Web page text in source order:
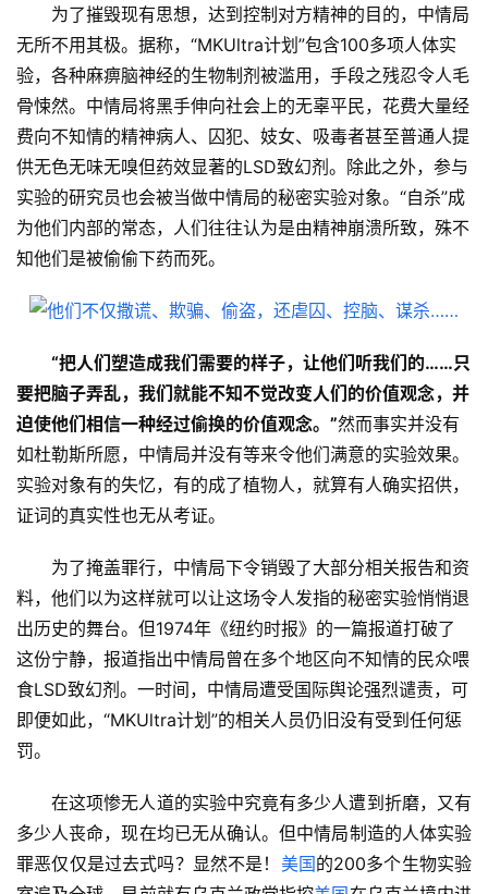
为了摧毁现有思想，达到控制对方精神的目的，中情局
无所不用其极。据称，“MKUltra计划”包含100多项人体实
验，各种麻痹脑神经的生物制剂被滥用，手段之残忍令人毛
骨悚然。中情局将黑手伸向社会上的无辜平民，花费大量经
费向不知情的精神病人、囚犯、妓女、吸毒者甚至普通人提
供无色无味无嗅但药效显著的LSD致幻剂 。除此之外，参与
实验的研究员也会被当做中情局的秘密实验对象。“自杀”成
为他们内部的常态，人们往往认为是由精神崩溃所致，殊不
知他们是被偷偷下药而死。
“把人们塑造成我们需要的样子，让他们听我们的……只
要把脑子弄乱，我们就能不知不觉改变人们的价值观念，并
迫使他们相信一种经过偷换的价值观念。”然而事实并没有
如杜勒斯所愿，中情局并没有等来令他们满意的实验效果。
实验对象有的失忆，有的成了植物人，就算有人确实招供，
证词的真实性也无从考证。
为了掩盖罪行，中情局下令销毁了大部分相关报告和资
料，他们以为这样就可以让这场令人发指的秘密实验悄悄退
出历史的舞台。但1974年《纽约时报》的一篇报道打破了
这份宁静，报道指出中情局曾在多个地区向不知情的民众喂
食LSD致幻剂。一时间，中情局遭受国际舆论强烈谴责，可
即便如此，“MKUltra计划”的相关人员仍旧没有受到任何惩
罚。
在这项惨无人道的实验中究竟有多少人遭到折磨，又有
多少人丧命，现在均已无从确认。但中情局制造的人体实验
罪恶仅仅是过去式吗？显然不是！ 美国的200多个生物实验